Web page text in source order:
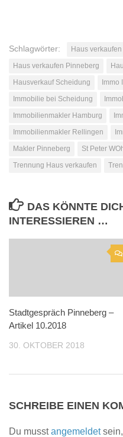
Schlagwörter:
Haus
Haus verkaufen Pinneberg
Hausverkauf Scheidung
Immo
Immobilie bei Scheidung
Immobilienmakler Hamburg
Immobilienmakler Rellingen
Makler Pinneberg
St Peter
Trennung Haus verkaufen
DAS KÖNNTE
INTERESSIEREN …
Stadtgespräch Pinneberg –
Artikel 10.2018
30. OKTOBER 2018
SCHREIBE EINEN
Du musstangemeldetsein,